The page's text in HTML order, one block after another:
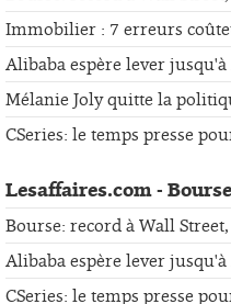
Immobilier : 7 erreurs
Alibaba espère lever jusqu'à
Mélanie Joly quitte la
CSeries: le temps presse
Lesaffaires.com - Bourse
Bourse: record à Wall
Alibaba espère lever jusqu'à
CSeries: le temps presse